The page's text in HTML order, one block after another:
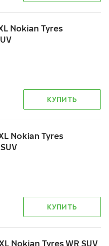
Nokian Tyres
КУПИТЬ
Nokian Tyres
КУПИТЬ
Nokian Tyres WR SUV